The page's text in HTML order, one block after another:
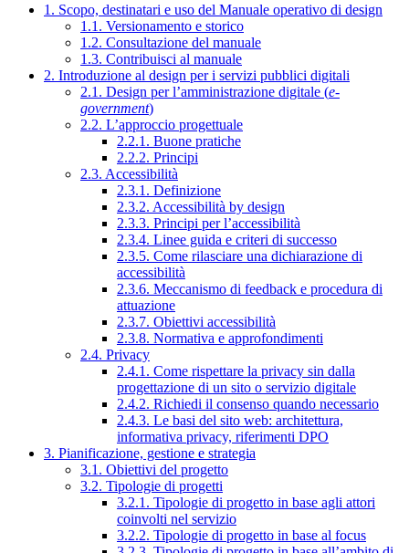
1. Scopo, destinatari e uso del Manuale operativo di design
1.1. Versionamento e storico
1.2. Consultazione del manuale
1.3. Contribuisci al manuale
2. Introduzione al design per i servizi pubblici digitali
2.1. Design per l’amministrazione digitale (e-
government)
2.2. L’approccio progettuale
2.2.1. Buone pratiche
2.2.2. Principi
2.3. Accessibilità
2.3.1. Definizione
2.3.2. Accessibilità by design
2.3.3. Principi per l’accessibilità
2.3.4. Linee guida e criteri di successo
2.3.5. Come rilasciare una dichiarazione di
accessibilità
2.3.6. Meccanismo di feedback e procedura di
attuazione
2.3.7. Obiettivi accessibilità
2.3.8. Normativa e approfondimenti
2.4. Privacy
2.4.1. Come rispettare la privacy sin dalla
progettazione di un sito o servizio digitale
2.4.2. Richiedi il consenso quando necessario
2.4.3. Le basi del sito web: architettura,
informativa privacy, riferimenti DPO
3. Pianificazione, gestione e strategia
3.1. Obiettivi del progetto
3.2. Tipologie di progetti
3.2.1. Tipologie di progetto in base agli attori
coinvolti nel servizio
3.2.2. Tipologie di progetto in base al focus